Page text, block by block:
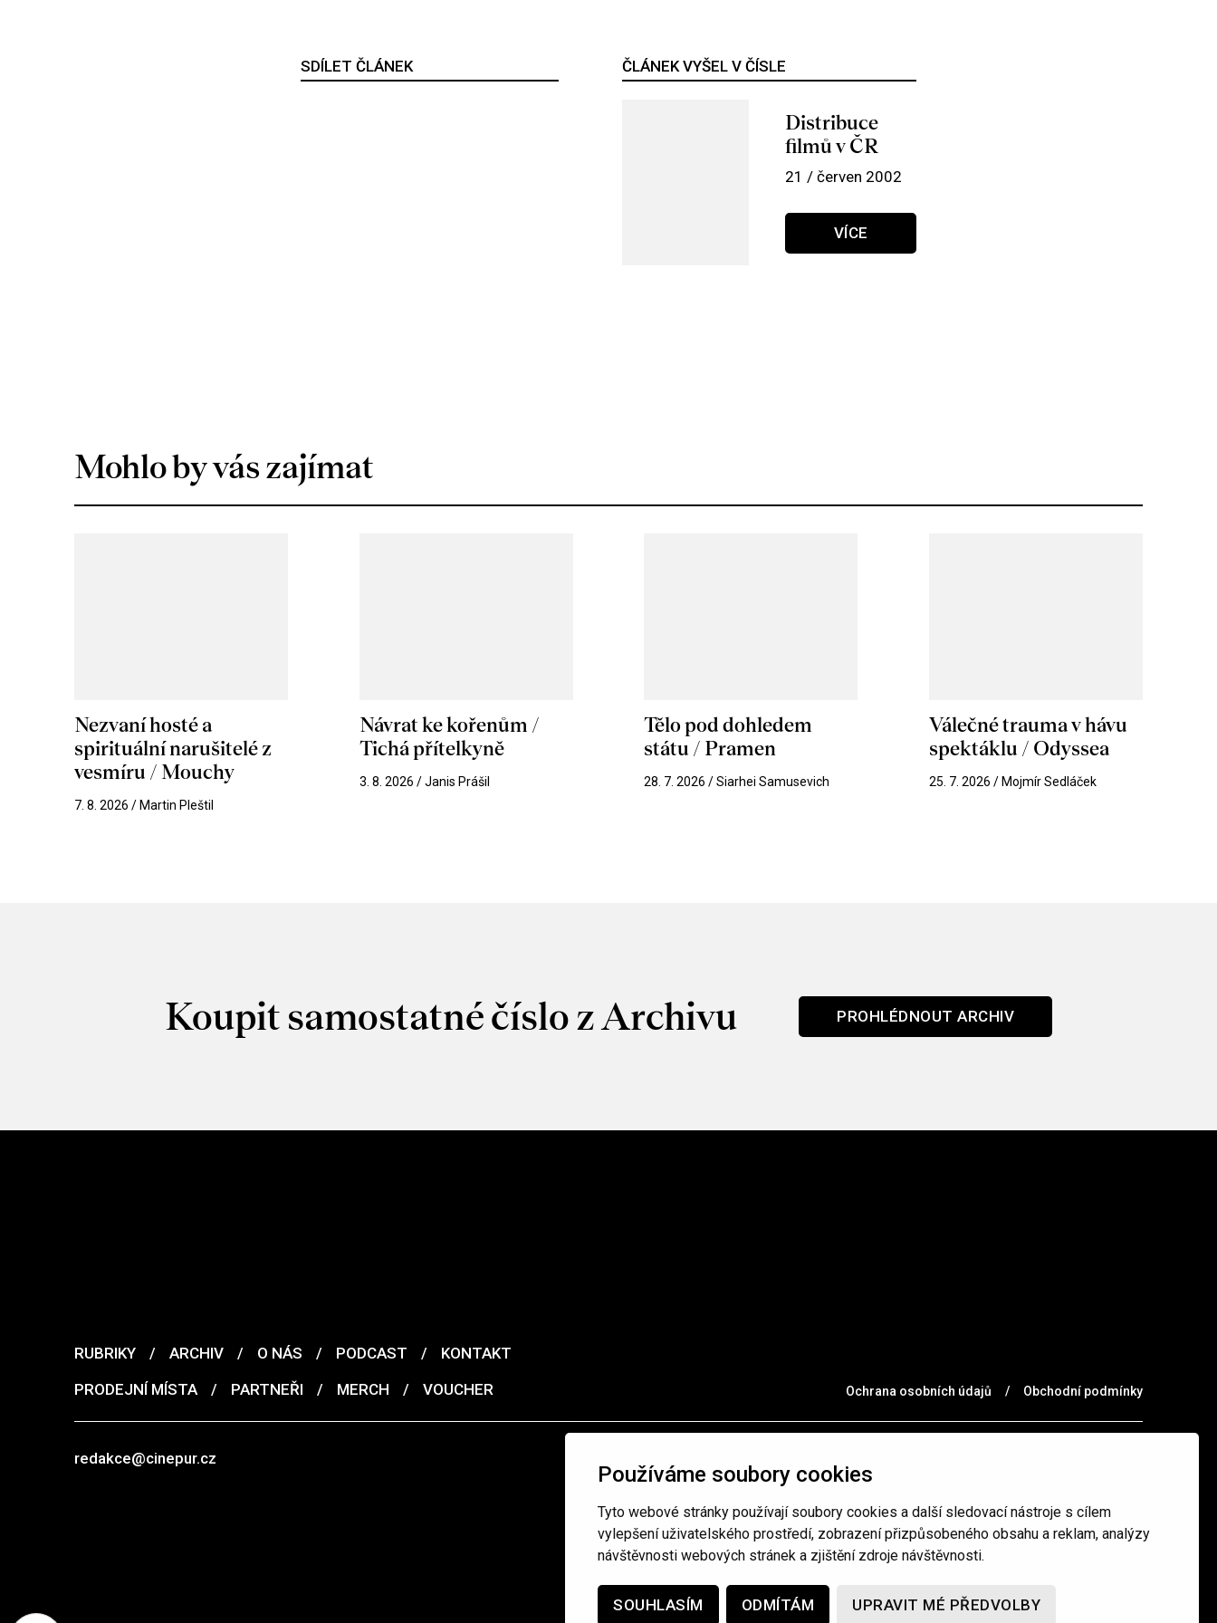
Používáme soubory cookies
Tyto webové stránky používají soubory cookies a další sledovací nástroje s cílem
vylepšení uživatelského prostředí, zobrazení přizpůsobeného obsahu a reklam, analýzy
návštěvnosti webových stránek a zjištění zdroje návštěvnosti.
SOUHLASÍM ODMÍTÁM UPRAVIT MÉ PŘEDVOLBY
SDÍLET ČLÁNEK ČLÁNEK VYŠEL V ČÍSLE
Distribuce
filmů v ČR
21 / červen 2002
VÍCE
Mohlo by vás zajímat
Nezvaní hosté a
spirituální narušitelé z
vesmíru / Mouchy
7. 8. 2026 / Martin Pleštil
Návrat ke kořenům /
Tichá přítelkyně
3. 8. 2026 / Janis Prášil
Tělo pod dohledem
státu / Pramen
28. 7. 2026 / Siarhei Samusevich
Válečné trauma v hávu
spektáklu / Odyssea
25. 7. 2026 / Mojmír Sedláček
Koupit samostatné číslo z Archivu PROHLÉDNOUT ARCHIV
RUBRIKY / ARCHIV / O NÁS / PODCAST /
KONTAKT
PRODEJNÍ MÍSTA
/ PARTNEŘI / MERCH / VOUCHER Ochrana osobních údajů / Obchodní podmínky
redakce@cinepur.cz